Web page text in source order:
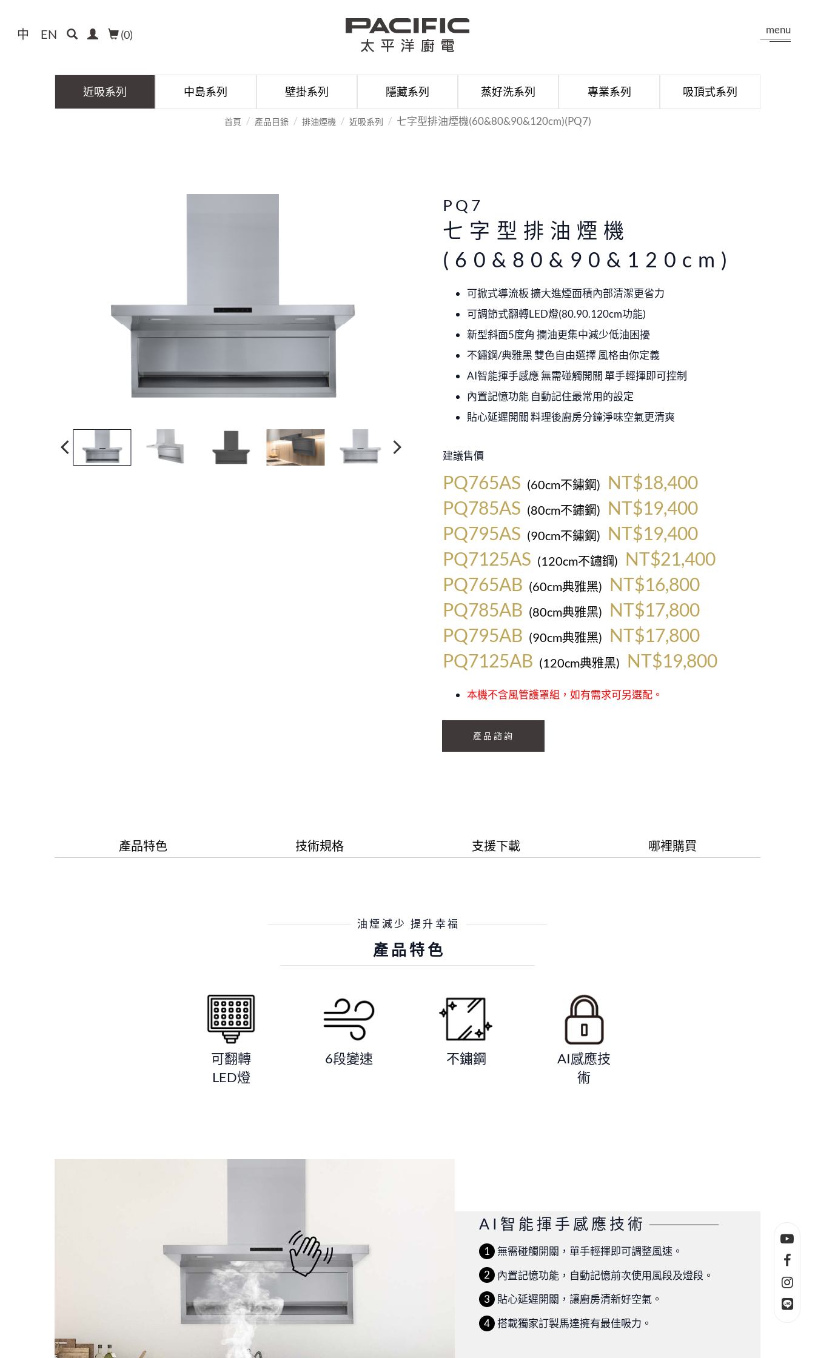
(0)
中 EN menu
近吸系列 中島系列 壁掛系列 隱藏系列 蒸好洗系列 專業系列 吸頂式系列
首頁 產品目錄 排油煙機 近吸系列 七字型排油煙機(60&80&90&120cm)(PQ7)
PQ7
七字型排油煙機
(60&80&90&120cm)
可掀式導流板 擴大進煙面積內部清潔更省力
可調節式翻轉LED燈(80.90.120cm功能)
新型斜面5度角 攔油更集中減少低油困擾
不鏽鋼/典雅黑 雙色自由選擇 風格由你定義
AI智能揮手感應 無需碰觸開關 單手輕揮即可控制
內置記憶功能 自動記住最常用的設定
貼心延遲開關 料理後廚房分鐘淨味空氣更清爽
建議售價
PQ765AS (60cm不鏽鋼)
NT$18,400
PQ785AS (80cm不鏽鋼)
NT$19,400
PQ795AS (90cm不鏽鋼)
NT$19,400
PQ7125AS (120cm不鏽鋼)
NT$21,400
PQ765AB (60cm典雅黑)
NT$16,800
PQ785AB (80cm典雅黑)
NT$17,800
PQ795AB (90cm典雅黑)
NT$17,800
PQ7125AB (120cm典雅黑) NT$19,800
本機不含風管護罩組，如有需求可另選配。
產品諮詢
產品特色 技術規格 支援下載 哪裡購買
油煙減少 提升幸福
產品特色
可翻轉
LED燈
6段變速 不鏽鋼
AI感應技
術
AI智能揮手感應技術
無需碰觸開關，單手輕揮即可調整風速。
內置記憶功能，自動記憶前次使用風段及燈段。
貼心延遲開關，讓廚房清新好空氣。
搭載獨家訂製馬達擁有最佳吸力。